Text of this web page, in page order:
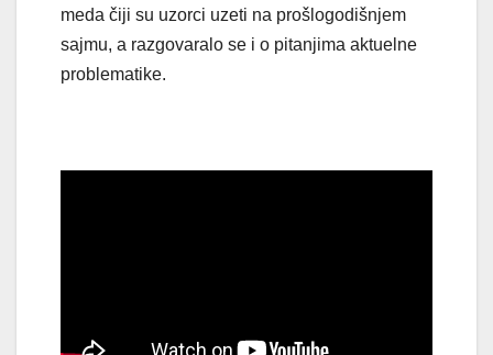
meda čiji su uzorci uzeti na prošlogodišnjem
sajmu, a razgovaralo se i o pitanjima aktuelne
problematike.